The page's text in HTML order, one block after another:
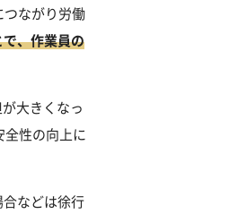
ながり労働
、作業員の
大きくなっ
全性の向上に
などは徐行